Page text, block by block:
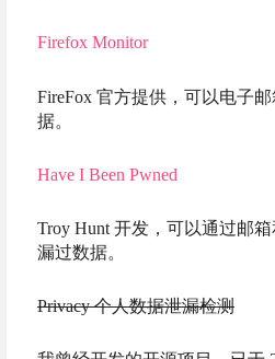
Firefox Monitor
FireFox 官方提供，可以电子
据。
Have I Been Pwned
Troy Hunt 开发，可以通过邮
漏过数据。
Privacy 个人数据泄漏检测